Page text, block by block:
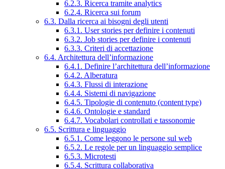
6.2.3. Ricerca tramite analytics
6.2.4. Ricerca sui forum
6.3. Dalla ricerca ai bisogni degli utenti
6.3.1. User stories per definire i contenuti
6.3.2. Job stories per definire i contenuti
6.3.3. Criteri di accettazione
6.4. Architettura dell’informazione
6.4.1. Definire l’architettura dell’informazione
6.4.2. Alberatura
6.4.3. Flussi di interazione
6.4.4. Sistemi di navigazione
6.4.5. Tipologie di contenuto (content type)
6.4.6. Ontologie e standard
6.4.7. Vocabolari controllati e tassonomie
6.5. Scrittura e linguaggio
6.5.1. Come leggono le persone sul web
6.5.2. Le regole per un linguaggio semplice
6.5.3. Microtesti
6.5.4. Scrittura collaborativa